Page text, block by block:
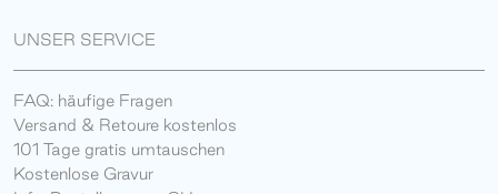
UNSER SERVICE
FAQ: häufige Fragen
Versand & Retoure kostenlos
101 Tage gratis umtauschen
Kostenlose Gravur